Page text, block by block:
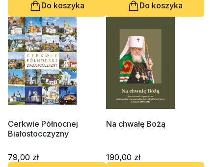
Do koszyka
Do koszyka
Cerkwie Północnej
Białostocczyzny
79,00 zł
Na chwałę Bożą
190,00 zł